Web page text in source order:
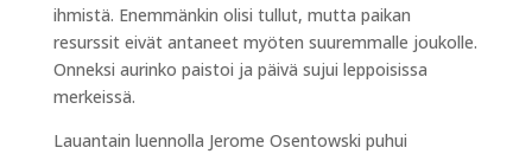
ihmistä. Enemmänkin olisi tullut, mutta paikan
resurssit eivät antaneet myöten suuremmalle joukolle.
Onneksi aurinko paistoi ja päivä sujui leppoisissa
merkeissä.
Lauantain luennolla Jerome Osentowski puhui